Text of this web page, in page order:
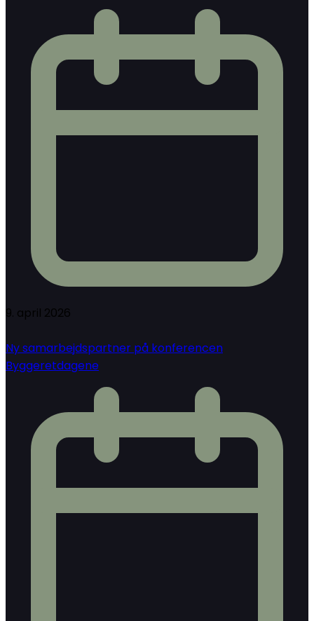
9. april 2026
Ny samarbejdspartner på konferencen
Byggeretdagene